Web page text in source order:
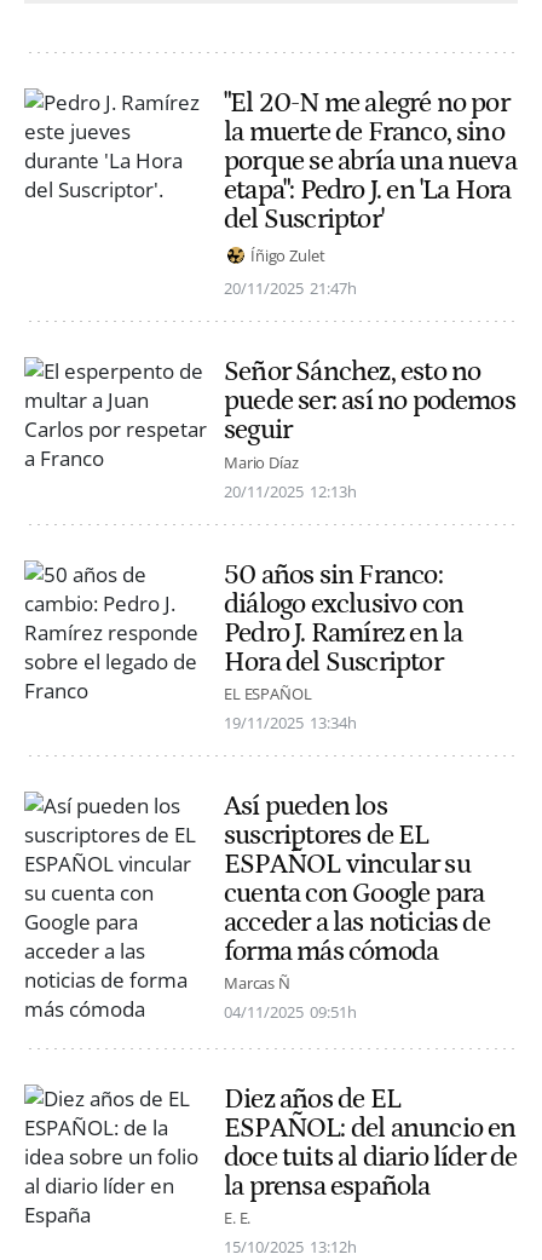
"El 20-N me alegré no por
la muerte de Franco, sino
porque se abría una nueva
etapa": Pedro J. en 'La Hora
del Suscriptor'
Íñigo Zulet
20/11/2025 21:47h
Señor Sánchez, esto no
puede ser: así no podemos
seguir
Mario Díaz
20/11/2025 12:13h
50 años sin Franco:
diálogo exclusivo con
Pedro J. Ramírez en la
Hora del Suscriptor
EL ESPAÑOL
19/11/2025 13:34h
Así pueden los
suscriptores de EL
ESPAÑOL vincular su
cuenta con Google para
acceder a las noticias de
forma más cómoda
Marcas Ñ
04/11/2025 09:51h
Diez años de EL
ESPAÑOL: del anuncio en
doce tuits al diario líder de
la prensa española
E. E.
15/10/2025 13:12h